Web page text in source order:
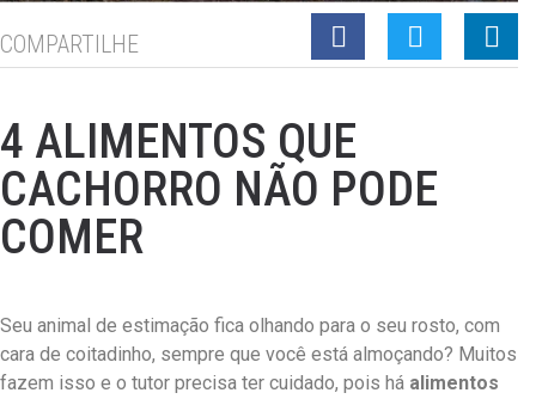
COMPARTILHE
4 ALIMENTOS QUE
CACHORRO NÃO PODE
COMER
Seu animal de estimação fica olhando para o seu rosto, com
cara de coitadinho, sempre que você está almoçando? Muitos
fazem isso e o tutor precisa ter cuidado, pois há alimentos